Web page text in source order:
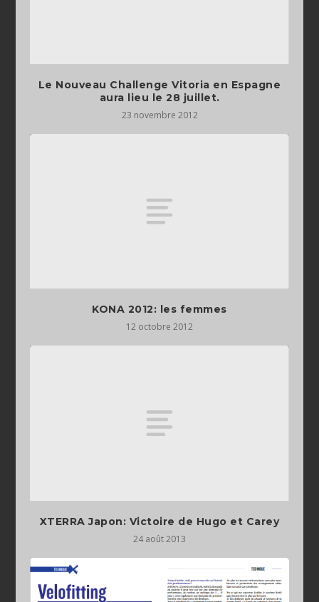
Le Nouveau Challenge Vitoria en Espagne
aura lieu le 28 juillet.
23 novembre 2012
KONA 2012: les femmes
12 octobre 2012
XTERRA Japon: Victoire de Hugo et Carey
24 août 2013